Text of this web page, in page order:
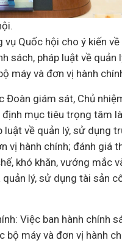
Quốc hội cho ý kiến
sách, pháp luậtvề quản
máy và đơn vị hành
giám sát, Chủ
mục tiêu trọng tâm
về quản lý, sử dụng
vị hành chính; đánh giá
khó khăn, vướng mắc
lý, sử dụng tài sản
Việc ban hành chính
bộ máy và đơn vị hành